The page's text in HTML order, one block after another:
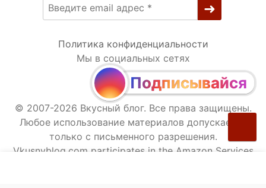
Политика конфиденциальности
Мы в социальных сетях
Подписывайся
© 2007-2026 Вкусный блог. Все права защищены.
Любое использование материалов допускается
только с письменного разрешения.
Vkusnyblog.com participates in the Amazon Services